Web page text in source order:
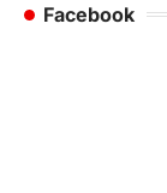
Facebook